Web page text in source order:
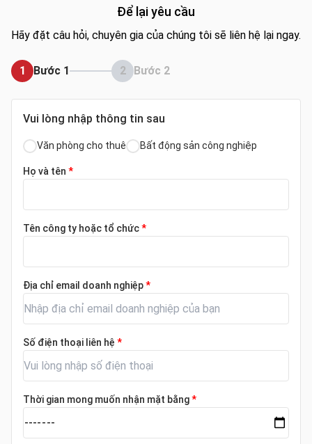
Để lại yêu cầu
Hãy đặt câu hỏi, chuyên gia của chúng tôi sẽ liên hệ lại ngay.
1 Bước 1 2 Bước 2
Vui lòng nhập thông tin sau
Văn phòng cho thuê Bất động sản công nghiệp
Họ và tên *
Tên công ty hoặc tổ chức*
Địa chỉ email doanh nghiệp*
Số điện thoại liên hệ *
Thời gian mong muốn nhận mặt bằng*